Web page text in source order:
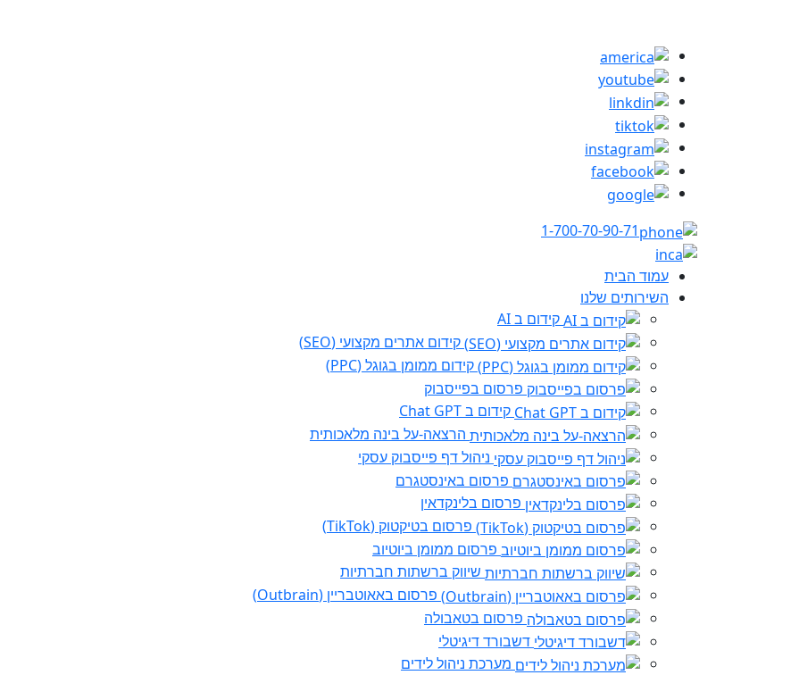
1-700-70-90-71
עמוד הבית
השירותים שלנו
קידום ב AI
קידום אתרים מקצועי (SEO)
קידום ממומן בגוגל (PPC)
פרסום בפייסבוק
קידום ב Chat GPT
הרצאה-על בינה מלאכותית
ניהול דף פייסבוק עסקי
פרסום באינסטגרם
פרסום בלינקדאין
פרסום בטיקטוק (TikTok)
פרסום ממומן ביוטיוב
שיווק ברשתות חברתיות
פרסום באאוטבריין (Outbrain)
פרסום בטאבולה
דשבורד דיגיטלי
מערכת ניהול לידים